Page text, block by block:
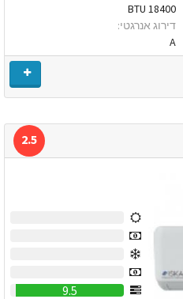
18400 BTU
דירוג אנרגטי:
A
2.5
9.5